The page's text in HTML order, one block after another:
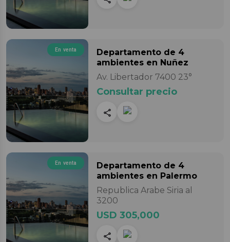
En venta Departamento de 4
ambientes en Nuñez
Av. Libertador 7400 23°
Consultar precio
En venta Departamento de 4
ambientes en Palermo
Republica Arabe Siria al
3200
USD 305,000